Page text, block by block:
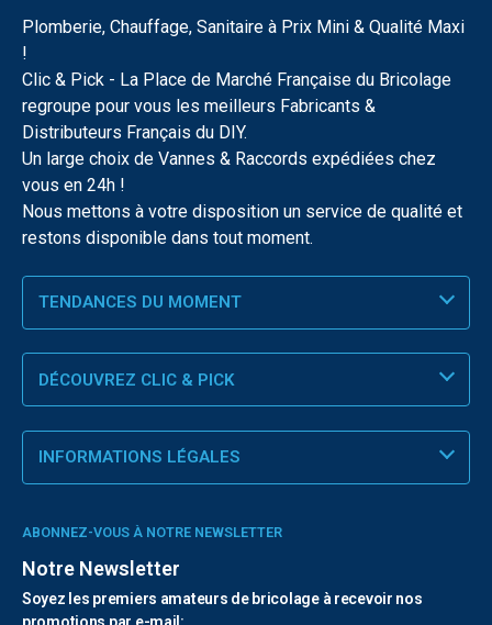
Plomberie, Chauffage, Sanitaire à Prix Mini & Qualité Maxi
!
Clic & Pick - La Place de Marché Française du Bricolage
regroupe pour vous les meilleurs Fabricants &
Distributeurs Français du DIY.
Un large choix de Vannes & Raccords expédiées chez
vous en 24h !
Nous mettons à votre disposition un service de qualité et
restons disponible dans tout moment.
TENDANCES DU MOMENT
DÉCOUVREZ CLIC & PICK
INFORMATIONS LÉGALES
ABONNEZ-VOUS À NOTRE NEWSLETTER
Notre Newsletter
Soyez les premiers amateurs de bricolage à recevoir nos
promotions par e-mail: